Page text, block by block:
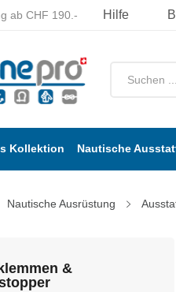
ab CHF 190.- Hilfe
Kollektion Nautische
Nautische Ausrüstung
&